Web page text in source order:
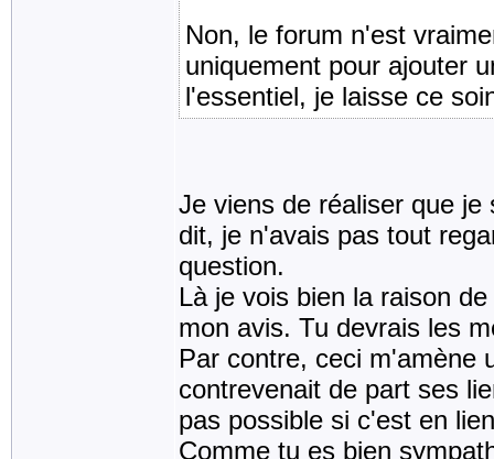
Non, le forum n'est
uniquement pour ajouter
l'essentiel, je laisse ce
Je viens de réaliser que
dit, je n'avais pas tout
question.
Là je vois bien la raison
mon avis. Tu devrais les
Par contre, ceci m'amène
contrevenait de part ses
pas possible si c'est en
Comme tu es bien